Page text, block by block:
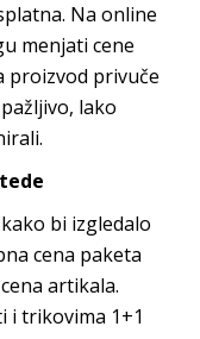
Na online
menjati cene
proizvod privuče
lako
bi izgledalo
cena paketa
artikala.
i trikovima 1+1